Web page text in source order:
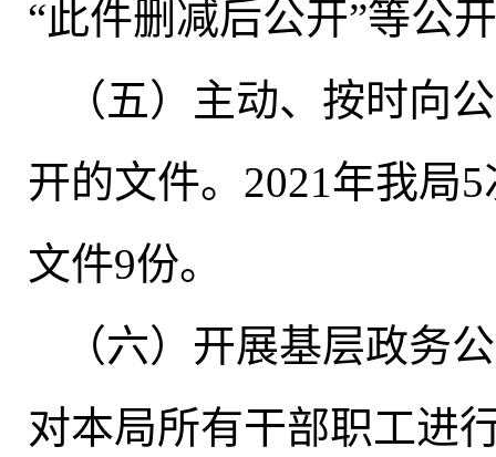
“此件删减后公开”等公
（五）主动、按时向
开的文件。 2021年我局
文件9份。
（六）开展基层政务
对本局所有干部职工进